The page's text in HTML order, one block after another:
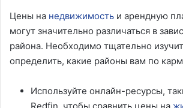
Цены на недвижимость и арендную
могут значительно различаться в
района. Необходимо тщательно
определить, какие районы вам по
Используйте онлайн-ресурсы,